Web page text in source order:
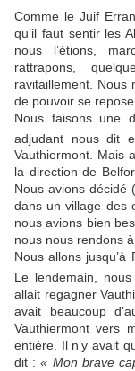
Comme le Juif
qu’il faut sentir les
nous l’étions,
rattrapons,
ravitaillement. Nous
de pouvoir se
Nous faisons une
adjudant nous dit
Vauthiermont. Mais
la direction de
Nous avions décidé
dans un village des
nous avions bien
nous nous rendons
Nous allons
Le lendemain,
allait regagner
avait beaucoup
Vauthiermont vers
entière. Il n’y avait
dit :« Mon brave